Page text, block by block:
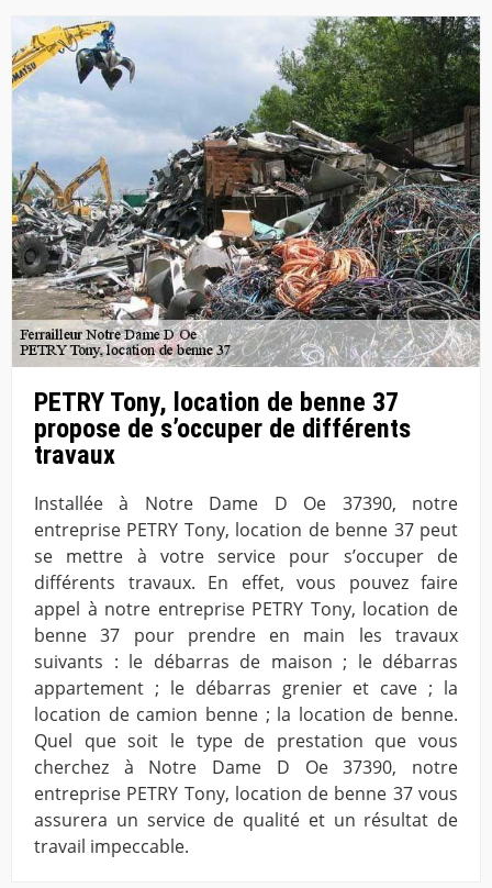
PETRY Tony, location de benne 37
propose de s’occuper de différents
travaux
Installée à Notre Dame D Oe 37390, notre
entreprise PETRY Tony, location de benne 37 peut
se mettre à votre service pour s’occuper de
différents travaux. En effet, vous pouvez faire
appel à notre entreprise PETRY Tony, location de
benne 37 pour prendre en main les travaux
suivants : le débarras de maison ; le débarras
appartement ; le débarras grenier et cave ; la
location de camion benne ; la location de benne.
Quel que soit le type de prestation que vous
cherchez à Notre Dame D Oe 37390, notre
entreprise PETRY Tony, location de benne 37 vous
assurera un service de qualité et un résultat de
travail impeccable.